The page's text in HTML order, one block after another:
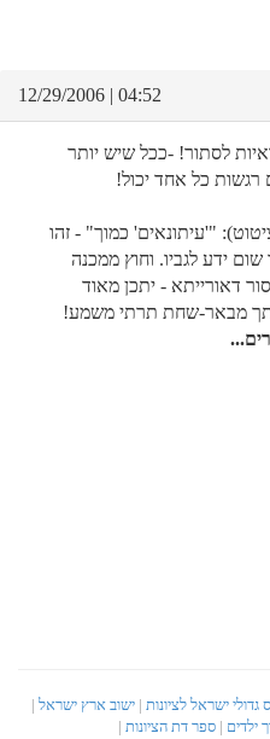
04:52 | 12/29/2006
לסתור! -ככל שיש יותר
רגשות כל אחד יכול!
"'עיתונאים' כמוך" - זהו
שום ידע לגביו. וחוץ ממכנה
דאורייתא - יתכן מאוד
מבאר-שחת תרתי משמע!
גדולי ישראל לציונות | ישוב ארץ ישראל |
ילדים | ספר דת הציונות |